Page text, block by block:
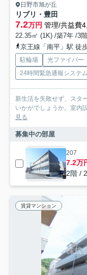
日野市旭が丘
リブリ・豊田
7.2万円 管理/共益費
22.35㎡ (1K) /築7年 /3
京王線「南平」駅 徒
駐輪場 光ファイバー
24時間緊急通報システム
新生活を失敗せず、スタ
いかがでしょうか。室内
見る
募集中の部屋
207
7.2万
2階 /
賃貸マンション